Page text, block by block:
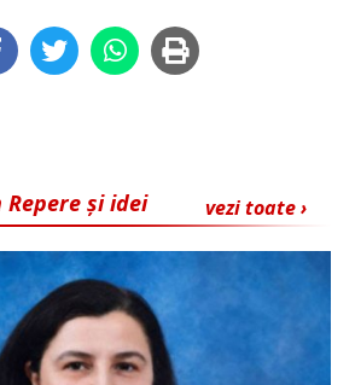
vezi toate ›
și idei